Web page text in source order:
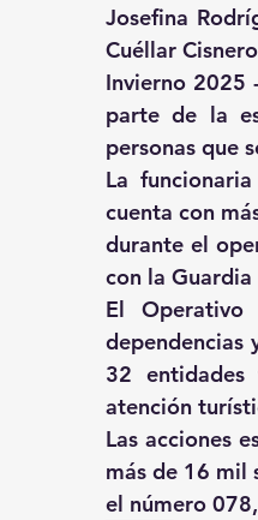
Josefina
Cuéllar
Invierno 2025
parte de la
personas que
La
cuenta con
durante el
con la
El
dependencias
32 entidades
atención
Las acciones
más de 16 mil
el número